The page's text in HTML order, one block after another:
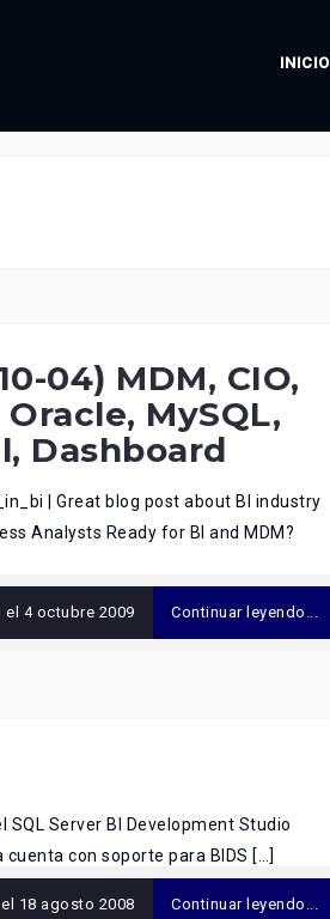
INICIO
04) MDM, CIO,
MySQL,
Dashboard
| Great blog post about BI industry
Analysts Ready for BI and MDM?
4 octubre 2009 Continuar leyendo...
SQL Server BI Development Studio
con soporte para BIDS […]
18 agosto 2008 Continuar leyendo...